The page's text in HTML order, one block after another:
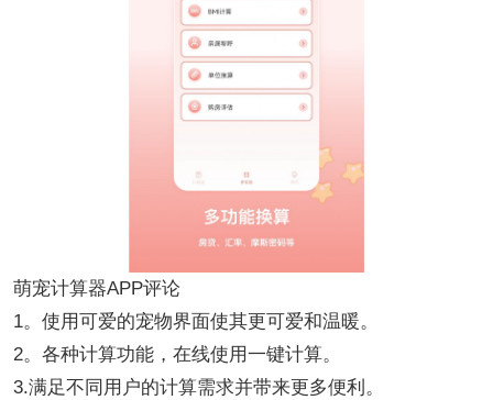
萌宠计算器APP评论
1。使用可爱的宠物界面使其更可爱和温暖。
2。各种计算功能，在线使用一键计算。
3.满足不同用户的计算需求并带来更多便利。